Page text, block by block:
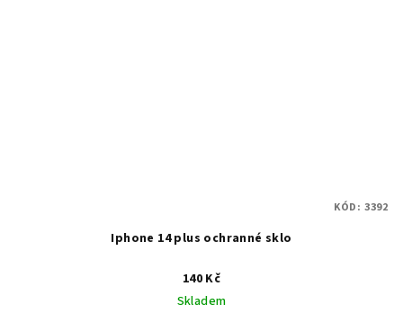
Iphone 14 plus ochranné sklo
140 Kč
Skladem
KÓD: 3392